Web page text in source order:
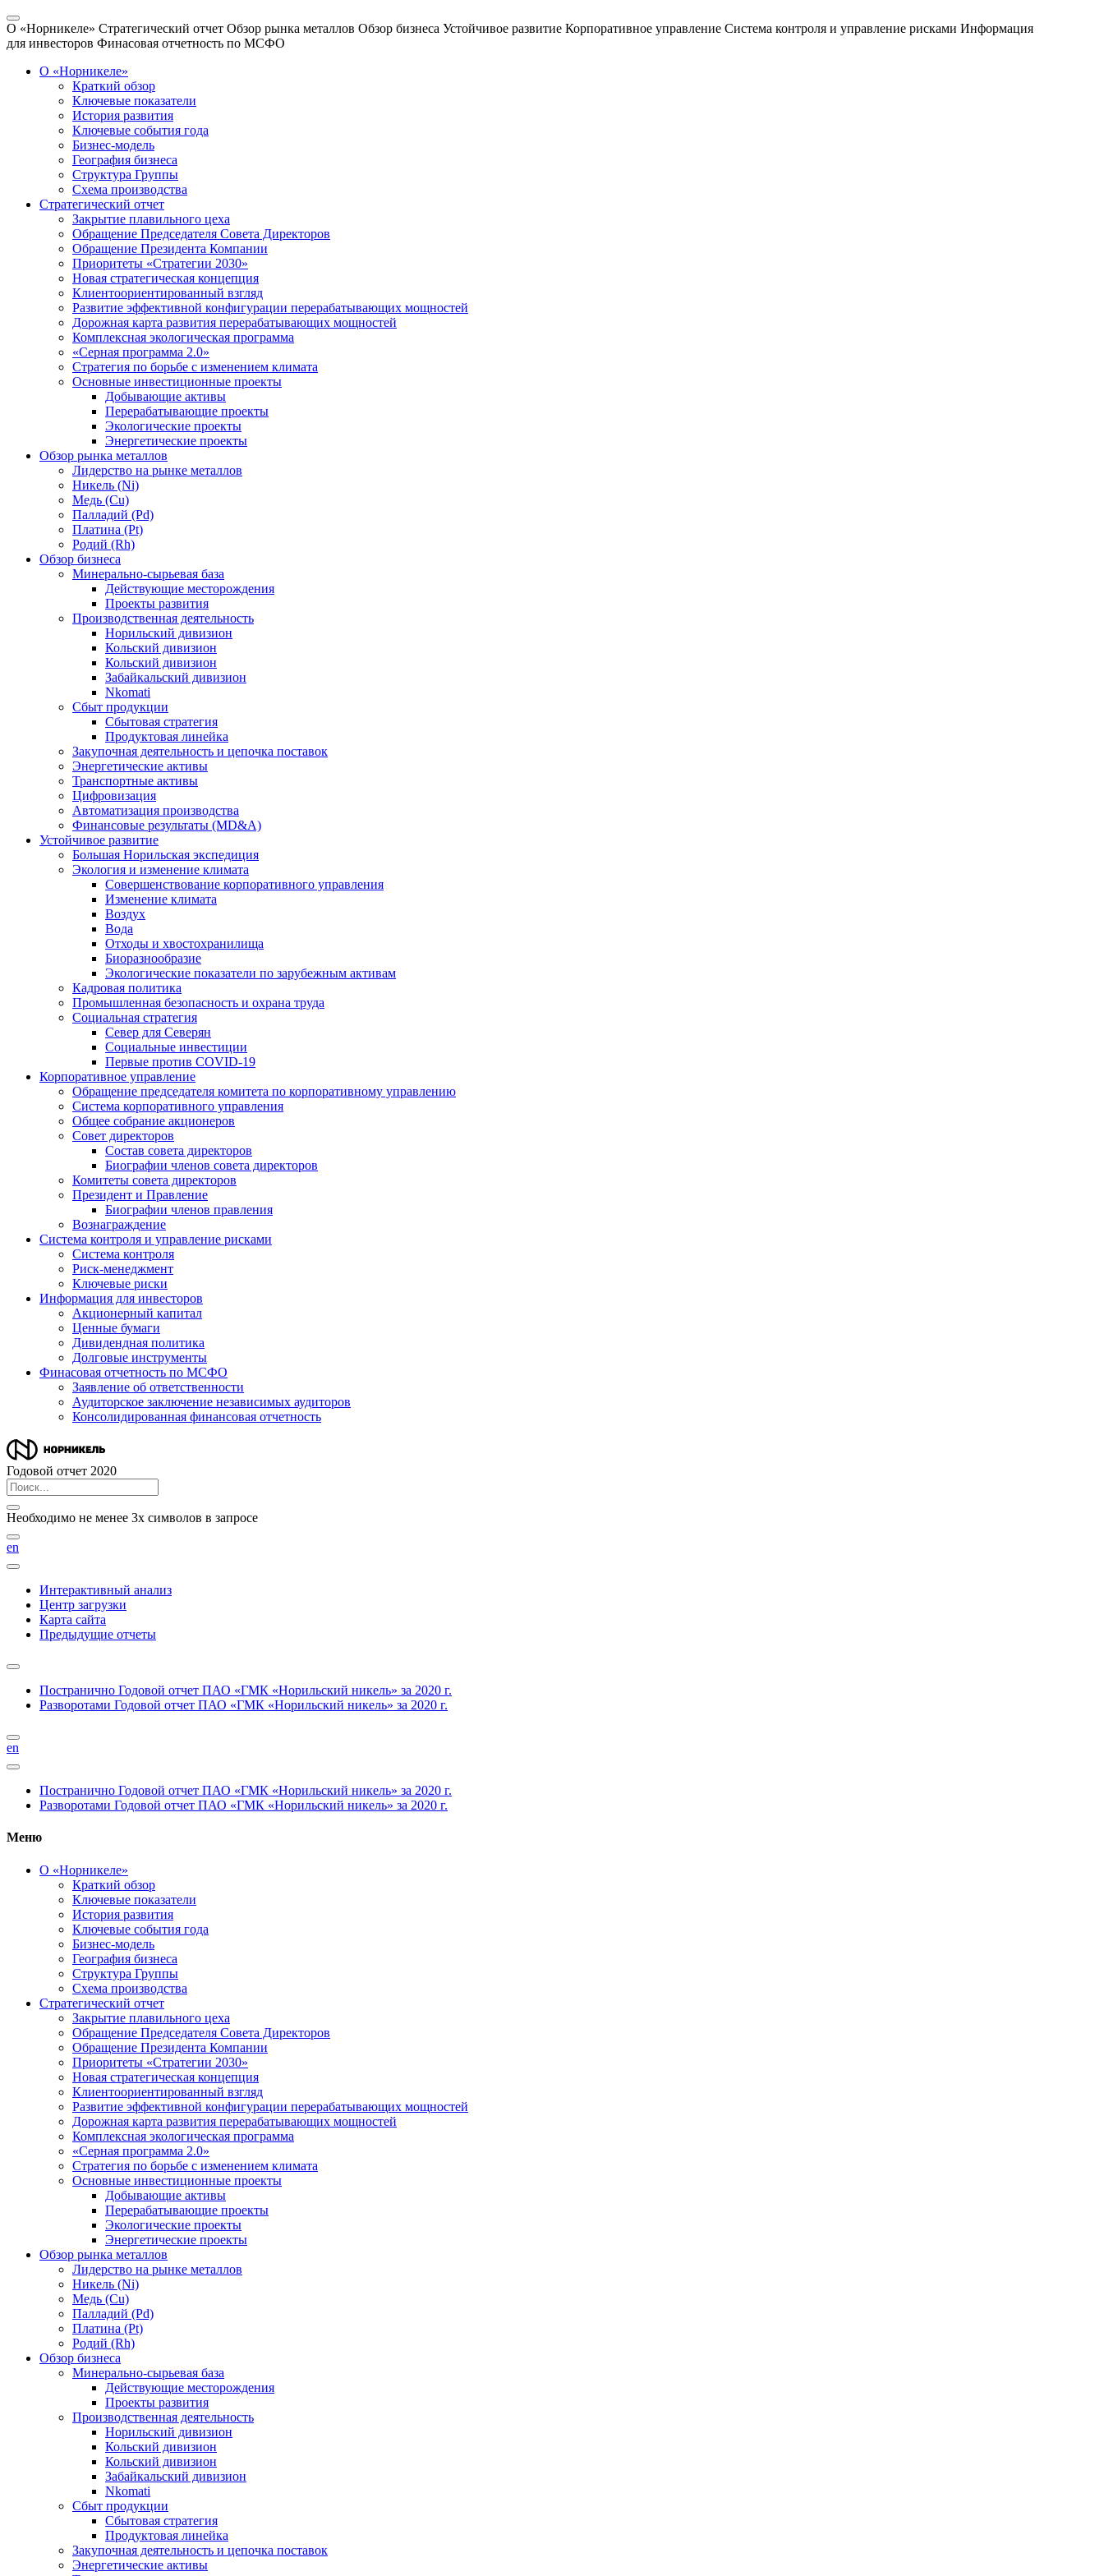
О «Норникеле» Стратегический отчет Обзор рынка металлов Обзор бизнеса Устойчивое развитие Корпоративное управление Система контроля и управление рисками Информация
для инвесторов Финасовая отчетность по МСФО
О «Норникеле»
Краткий обзор
Ключевые показатели
История развития
Ключевые события года
Бизнес-модель
География бизнеса
Структура Группы
Схема производства
Стратегический отчет
Закрытие плавильного цеха
Обращение Председателя Совета Директоров
Обращение Президента Компании
Приоритеты «Стратегии 2030»
Новая стратегическая концепция
Клиентоориентированный взгляд
Развитие эффективной конфигурации перерабатывающих мощностей
Дорожная карта развития перерабатывающих мощностей
Комплексная экологическая программа
«Серная программа 2.0»
Стратегия по борьбе с изменением климата
Основные инвестиционные проекты
Добывающие активы
Перерабатывающие проекты
Экологические проекты
Энергетические проекты
Обзор рынка металлов
Лидерство на рынке металлов
Никель (Ni)
Медь (Cu)
Палладий (Pd)
Платина (Pt)
Родий (Rh)
Обзор бизнеса
Минерально-сырьевая база
Действующие месторождения
Проекты развития
Производственная деятельность
Норильский дивизион
Кольский дивизион
Кольский дивизион
Забайкальский дивизион
Nkomati
Сбыт продукции
Сбытовая стратегия
Продуктовая линейка
Закупочная деятельность и цепочка поставок
Энергетические активы
Транспортные активы
Цифровизация
Автоматизация производства
Финансовые результаты (MD&A)
Устойчивое развитие
Большая Норильская экспедиция
Экология и изменение климата
Совершенствование корпоративного управления
Изменение климата
Воздух
Вода
Отходы и хвостохранилища
Биоразнообразие
Экологические показатели по зарубежным активам
Кадровая политика
Промышленная безопасность и охрана труда
Социальная стратегия
Север для Северян
Социальные инвестиции
Первые против COVID‑19
Корпоративное управление
Обращение председателя комитета по корпоративному управлению
Система корпоративного управления
Общее собрание акционеров
Совет директоров
Состав совета директоров
Биографии членов совета директоров
Комитеты совета директоров
Президент и Правление
Биографии членов правления
Вознаграждение
Система контроля и управление рисками
Система контроля
Риск-менеджмент
Ключевые риски
Информация для инвесторов
Акционерный капитал
Ценные бумаги
Дивидендная политика
Долговые инструменты
Финасовая отчетность по МСФО
Заявление об ответственности
Аудиторское заключение независимых аудиторов
Консолидированная финансовая отчетность
Годовой отчет 2020
Необходимо не менее 3х символов в запросе
en
Интерактивный анализ
Центр загрузки
Карта сайта
Предыдущие отчеты
Постранично Годовой отчет ПАО «ГМК «Норильский никель» за 2020 г.
Разворотами Годовой отчет ПАО «ГМК «Норильский никель» за 2020 г.
en
Постранично Годовой отчет ПАО «ГМК «Норильский никель» за 2020 г.
Разворотами Годовой отчет ПАО «ГМК «Норильский никель» за 2020 г.
Меню
О «Норникеле»
Краткий обзор
Ключевые показатели
История развития
Ключевые события года
Бизнес-модель
География бизнеса
Структура Группы
Схема производства
Стратегический отчет
Закрытие плавильного цеха
Обращение Председателя Совета Директоров
Обращение Президента Компании
Приоритеты «Стратегии 2030»
Новая стратегическая концепция
Клиентоориентированный взгляд
Развитие эффективной конфигурации перерабатывающих мощностей
Дорожная карта развития перерабатывающих мощностей
Комплексная экологическая программа
«Серная программа 2.0»
Стратегия по борьбе с изменением климата
Основные инвестиционные проекты
Добывающие активы
Перерабатывающие проекты
Экологические проекты
Энергетические проекты
Обзор рынка металлов
Лидерство на рынке металлов
Никель (Ni)
Медь (Cu)
Палладий (Pd)
Платина (Pt)
Родий (Rh)
Обзор бизнеса
Минерально-сырьевая база
Действующие месторождения
Проекты развития
Производственная деятельность
Норильский дивизион
Кольский дивизион
Кольский дивизион
Забайкальский дивизион
Nkomati
Сбыт продукции
Сбытовая стратегия
Продуктовая линейка
Закупочная деятельность и цепочка поставок
Энергетические активы